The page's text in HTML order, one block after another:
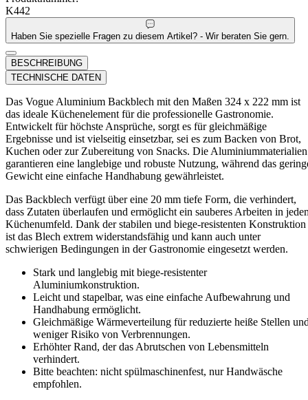
K442
Haben Sie spezielle Fragen zu diesem Artikel? - Wir beraten Sie gern.
BESCHREIBUNG
TECHNISCHE DATEN
Das Vogue Aluminium Backblech mit den Maßen 324 x 222 mm ist
das ideale Küchenelement für die professionelle Gastronomie.
Entwickelt für höchste Ansprüche, sorgt es für gleichmäßige
Ergebnisse und ist vielseitig einsetzbar, sei es zum Backen von Brot,
Kuchen oder zur Zubereitung von Snacks. Die Aluminiummaterialien
garantieren eine langlebige und robuste Nutzung, während das
Gewicht eine einfache Handhabung gewährleistet.
Das Backblech verfügt über eine 20 mm tiefe Form, die verhindert,
dass Zutaten überlaufen und ermöglicht ein sauberes Arbeiten in
Küchenumfeld. Dank der stabilen und biege-resistenten Konstruktion
ist das Blech extrem widerstandsfähig und kann auch unter
schwierigen Bedingungen in der Gastronomie eingesetzt werden.
Stark und langlebig mit biege-resistenter
Aluminiumkonstruktion.
Leicht und stapelbar, was eine einfache Aufbewahrung und
Handhabung ermöglicht.
Gleichmäßige Wärmeverteilung für reduzierte heiße Stellen
weniger Risiko von Verbrennungen.
Erhöhter Rand, der das Abrutschen von Lebensmitteln
verhindert.
Bitte beachten: nicht spülmaschinenfest, nur Handwäsche
empfohlen.